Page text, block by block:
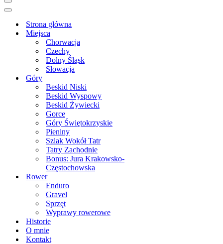
Menu
nawigacji
Menu
nawigacjiStrona główna
Miejsca
Chorwacja
Czechy
Dolny Śląsk
Słowacja
Góry
Beskid Niski
Beskid Wyspowy
Beskid Żywiecki
Gorce
Góry Świętokrzyskie
Pieniny
Szlak Wokół Tatr
Tatry Zachodnie
Bonus: Jura Krakowsko-
Częstochowska
Rower
Enduro
Gravel
Sprzęt
Wyprawy rowerowe
Historie
O mnie
Kontakt